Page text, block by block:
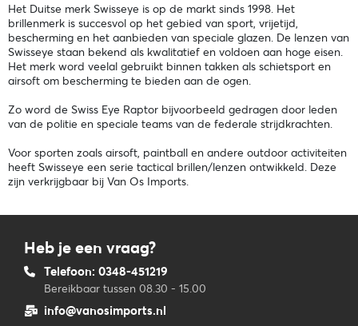
Het Duitse merk Swisseye is op de markt sinds 1998. Het
brillenmerk is succesvol op het gebied van sport, vrijetijd,
bescherming en het aanbieden van speciale glazen. De lenzen van
Swisseye staan bekend als kwalitatief en voldoen aan hoge eisen.
Het merk word veelal gebruikt binnen takken als schietsport en
airsoft om bescherming te bieden aan de ogen.
Zo word de Swiss Eye Raptor bijvoorbeeld gedragen door leden
van de politie en speciale teams van de federale strijdkrachten.
Voor sporten zoals airsoft, paintball en andere outdoor activiteiten
heeft Swisseye een serie tactical brillen/lenzen ontwikkeld. Deze
zijn verkrijgbaar bij Van Os Imports.
Heb je een vraag?
Telefoon: 0348-451219
Bereikbaar tussen 08.30 - 15.00
info@vanosimports.nl